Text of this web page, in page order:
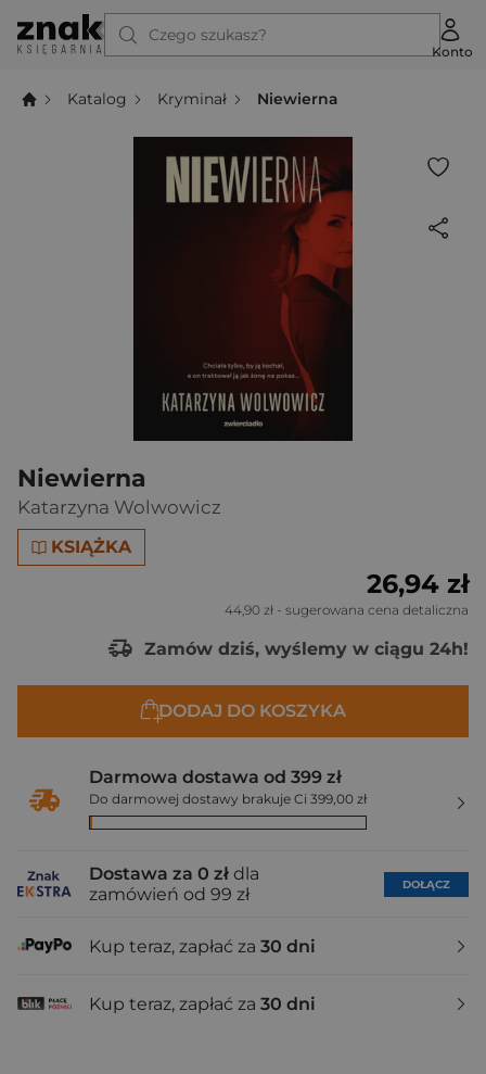
Czego szukasz?
Konto
Katalog Kryminał Niewierna
Niewierna
Katarzyna Wolwowicz
KSIĄŻKA
26,94 zł
44,90 zł - sugerowana cena detaliczna
Zamów dziś, wyślemy w ciągu 24h!
DODAJ DO KOSZYKA
Darmowa dostawa od 399 zł
Do darmowej dostawy brakuje Ci 399,00 zł
Dostawa za 0 zł dla
zamówień od 99 zł
DOŁĄCZ
Kup teraz, zapłać za 30 dni
Kup teraz, zapłać za 30 dni